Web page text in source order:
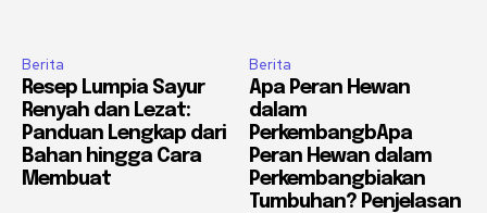
Berita
Resep Lumpia Sayur
Renyah dan Lezat:
Panduan Lengkap dari
Bahan hingga Cara
Membuat
Berita
Apa Peran Hewan
dalam
PerkembangbApa
Peran Hewan dalam
Perkembangbiakan
Tumbuhan? Penjelasan